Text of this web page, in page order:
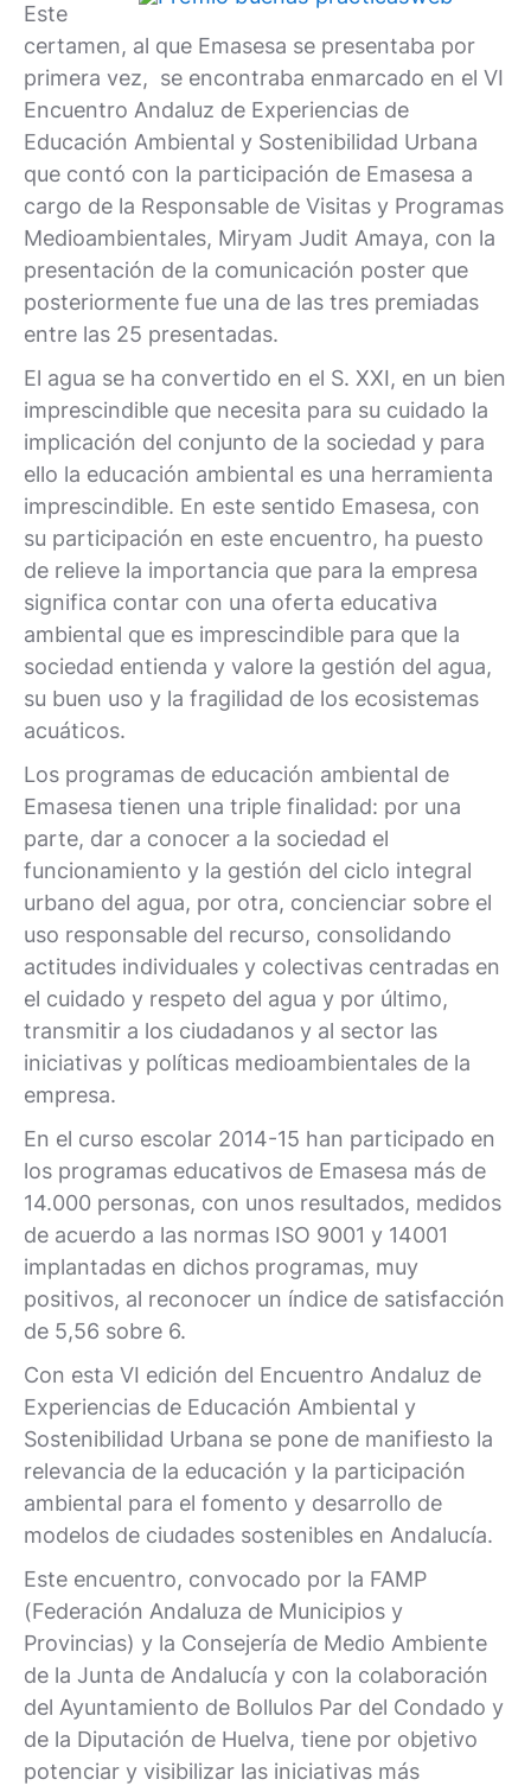
Este
certamen, al que Emasesa se presentaba por
primera vez, se encontraba enmarcado en el VI
Encuentro Andaluz de Experiencias de
Educación Ambiental y Sostenibilidad Urbana
que contó con la participación de Emasesa a
cargo de la Responsable de Visitas y Programas
Medioambientales, Miryam Judit Amaya, con la
presentación de la comunicación poster que
posteriormente fue una de las tres premiadas
entre las 25 presentadas.
El agua se ha convertido en el S. XXI, en un bien
imprescindible que necesita para su cuidado la
implicación del conjunto de la sociedad y para
ello la educación ambiental es una herramienta
imprescindible. En este sentido Emasesa, con
su participación en este encuentro, ha puesto
de relieve la importancia que para la empresa
significa contar con una oferta educativa
ambiental que es imprescindible para que la
sociedad entienda y valore la gestión del agua,
su buen uso y la fragilidad de los ecosistemas
acuáticos.
Los programas de educación ambiental de
Emasesa tienen una triple finalidad: por una
parte, dar a conocer a la sociedad el
funcionamiento y la gestión del ciclo integral
urbano del agua, por otra, concienciar sobre el
uso responsable del recurso, consolidando
actitudes individuales y colectivas centradas en
el cuidado y respeto del agua y por último,
transmitir a los ciudadanos y al sector las
iniciativas y políticas medioambientales de la
empresa.
En el curso escolar 2014-15 han participado en
los programas educativos de Emasesa más de
14.000 personas, con unos resultados, medidos
de acuerdo a las normas ISO 9001 y 14001
implantadas en dichos programas, muy
positivos, al reconocer un índice de satisfacción
de 5,56 sobre 6.
Con esta VI edición del Encuentro Andaluz de
Experiencias de Educación Ambiental y
Sostenibilidad Urbana se pone de manifiesto la
relevancia de la educación y la participación
ambiental para el fomento y desarrollo de
modelos de ciudades sostenibles en Andalucía.
Este encuentro, convocado por la FAMP
(Federación Andaluza de Municipios y
Provincias) y la Consejería de Medio Ambiente
de la Junta de Andalucía y con la colaboración
del Ayuntamiento de Bollulos Par del Condado y
de la Diputación de Huelva, tiene por objetivo
potenciar y visibilizar las iniciativas más